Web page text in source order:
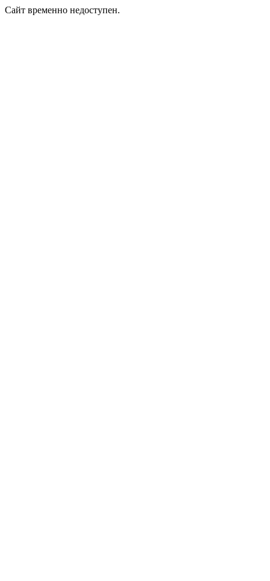
Сайт временно недоступен.